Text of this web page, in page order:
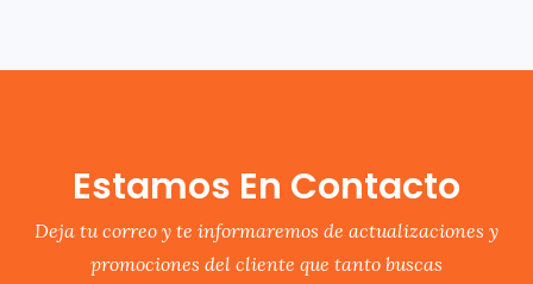
Estamos En Contacto
Deja tu correo y te informaremos de actualizaciones y
promociones del cliente que tanto buscas